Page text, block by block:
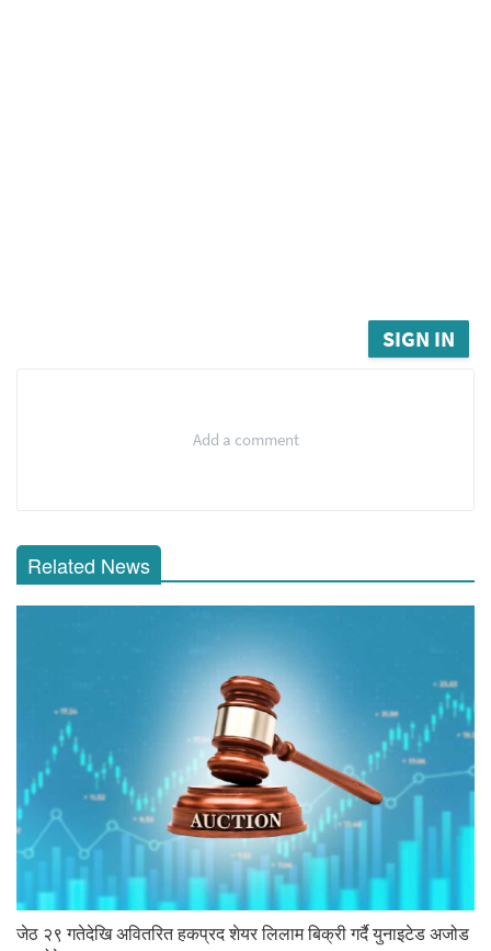
SIGN IN
Add a comment
Related News
जेठ २९ गतेदेखि अवितरित हकप्रद शेयर लिलाम बिक्री गर्दै युनाइटेड अजोड